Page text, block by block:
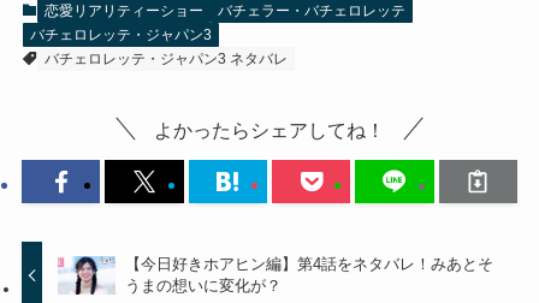
恋愛リアリティーショー
バチェラー・バチェロレッテ
バチェロレッテ・ジャパン3
バチェロレッテ・ジャパン3 ネタバレ
よかったらシェアしてね！
【今日好きホアヒン編】第4話をネタバレ！みあとそ
うまの想いに変化が？